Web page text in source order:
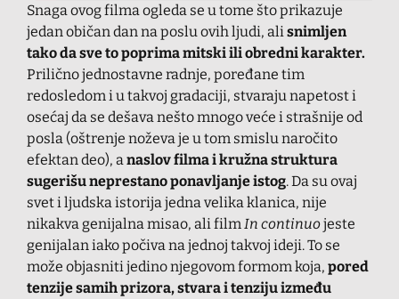
Snaga ovog filma ogleda se u tome što prikazuje
jedan običan dan na poslu ovih ljudi, ali snimljen
tako da sve to poprima mitski ili obredni karakter.
Prilično jednostavne radnje, poređane tim
redosledom i u takvoj gradaciji, stvaraju napetost i
osećaj da se dešava nešto mnogo veće i strašnije od
posla (oštrenje noževa je u tom smislu naročito
efektan deo), a naslov filma i kružna struktura
sugerišu neprestano ponavljanje istog. Da su ovaj
svet i ljudska istorija jedna velika klanica, nije
nikakva genijalna misao, ali film In continuojeste
genijalan iako počiva na jednoj takvoj ideji. To se
može objasniti jedino njegovom formom koja, pored
tenzije samih prizora, stvara i tenziju između